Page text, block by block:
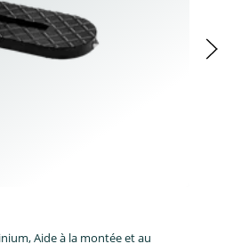
Aide à la montée et au